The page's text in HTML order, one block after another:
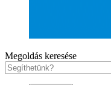
Megoldás keresése